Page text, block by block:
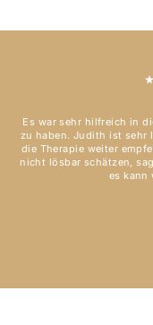
Es war sehr hilfreich in
zu haben. Judith ist sehr
die Therapie weiter
nicht lösbar schätzen,
es kann